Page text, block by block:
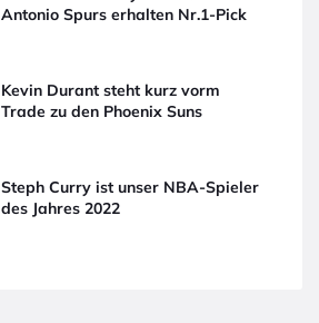
Antonio Spurs erhalten Nr.1-Pick
Kevin Durant steht kurz vorm
Trade zu den Phoenix Suns
Steph Curry ist unser NBA-Spieler
des Jahres 2022